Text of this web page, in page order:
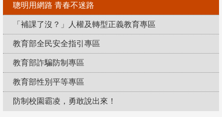
聰明用網路 青春不迷路
「補課了沒？」人權及轉型正義教育專區
教育部全民安全指引專區
教育部詐騙防制專區
教育部性別平等專區
防制校園霸凌，勇敢說出來！